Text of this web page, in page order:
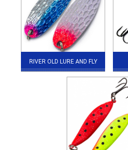
RIVER OLD LURE AND FLY